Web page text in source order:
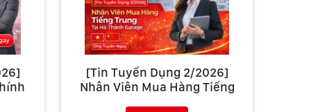
[Tin Tuyển Dụng 2/2026]
Nhân Viên Mua Hàng Tiếng